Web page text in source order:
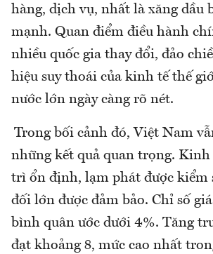
hàng, dịch vụ, nhất là xăng dầu
mạnh. Quan điểm điều hành
nhiều quốc gia thay đổi, đảo
hiệu suy thoái của kinh tế thế
nước lớn ngày càng rõ nét.
Trong bối cảnh đó, Việt Nam
những kết quả quan trọng. Kinh
trì ổn định, lạm phát được kiểm
đối lớn được đảm bảo. Chỉ số
bình quân ước dưới 4%. Tăng
đạt khoảng 8, mức cao nhất